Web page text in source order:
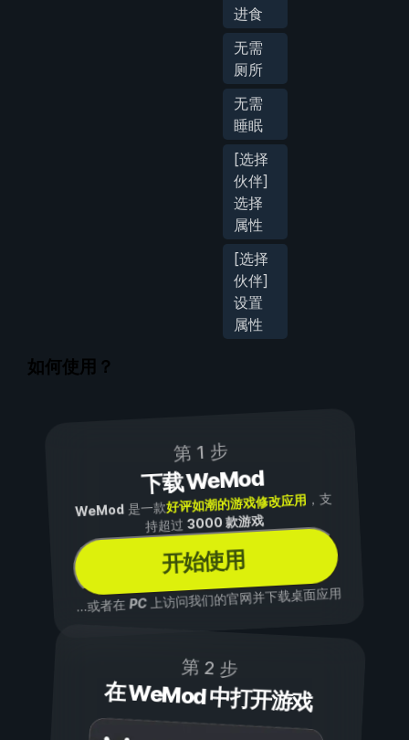
进食
无需
厕所
无需
睡眠
[选择
伙伴]
选择
属性
[选择
伙伴]
设置
属性
如何使用？
第 1 步
下载 WeMod
WeMod是一款好评如潮的游戏修改应用 ，支
持超过3000 款游戏
开始使用
...或者在PC上访问我们的官网并下载桌面应用
第 2 步
在 WeMod 中打开游戏